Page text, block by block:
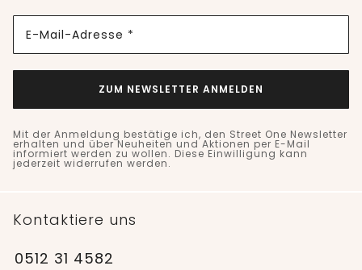
E-Mail-Adresse *
ZUM NEWSLETTER ANMELDEN
Mit der Anmeldung bestätige ich, den Street One Newsletter
erhalten und über Neuheiten und Aktionen per E-Mail
informiert werden zu wollen. Diese Einwilligung kann
jederzeit widerrufen werden.
Kontaktiere uns
0512 31 4582